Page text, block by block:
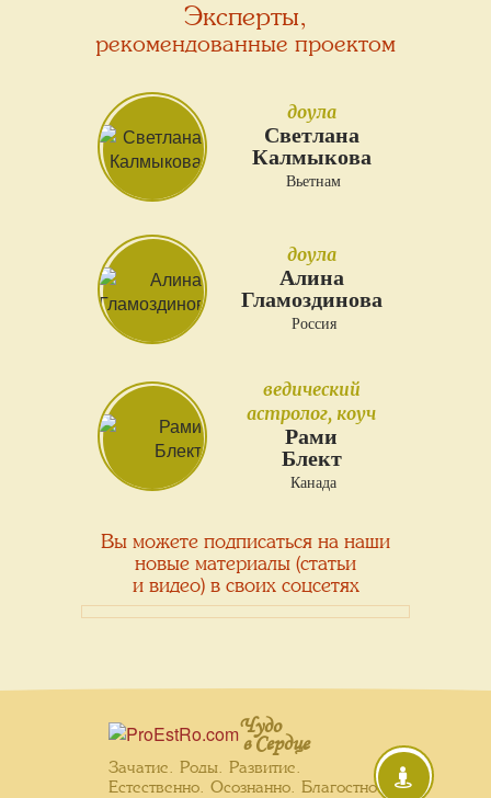
Эксперты,
рекомендованные проектом
доула
Светлана
Калмыкова
Вьетнам
доула
Алина
Гламоздинова
Россия
ведический
астролог, коуч
Рами
Блект
Канада
Вы можете подписаться на наши
новые материалы (статьи
и видео) в своих соцсетях
Чудо
в Сердце
Зачатие. Роды. Развитие.
Естественно. Осознанно. Благостно.